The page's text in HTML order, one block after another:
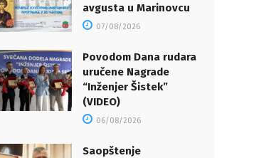
avgusta u Marinovcu
07/08/2026
Povodom Dana rudara
uručene Nagrade
“Inženjer Šistek”
(VIDEO)
06/08/2026
Saopštenje